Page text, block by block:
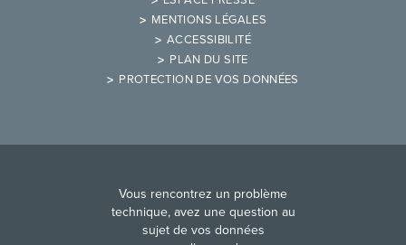
MENTIONS LÉGALES
ACCESSIBILITÉ
PLAN DU SITE
PROTECTION DE VOS DONNÉES
Vous rencontrez un problème
technique, avez une question au
sujet de vos données